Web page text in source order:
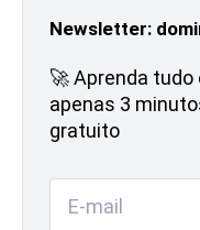
Newsletter:
🚀 Aprenda
apenas 3
gratuito